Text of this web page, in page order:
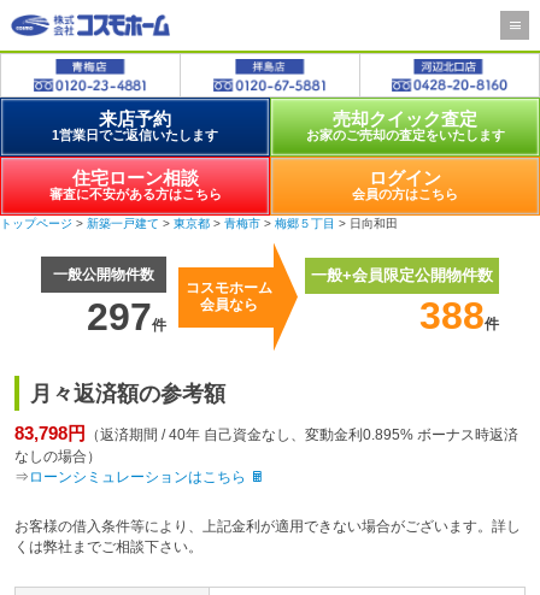
来店予約
1営業日でご返信いたします
売却クイック査定
お家のご売却の査定をいたします
住宅ローン相談
審査に不安がある方はこちら
ログイン
会員の方はこちら
トップページ > 新築一戸建て > 東京都 > 青梅市 > 梅郷５丁目 > 日向和田
一般公開物件数
297件
コスモホーム
会員なら
一般+会員限定公開物件数
388件
月々返済額の参考額
83,798円
（返済期間 / 40年 自己資金なし、変動金利0.895% ボーナス時返済
なしの場合）
⇒ ローンシミュレーションはこちら
お客様の借入条件等により、上記金利が適用できない場合がございます。詳し
くは弊社までご相談下さい。